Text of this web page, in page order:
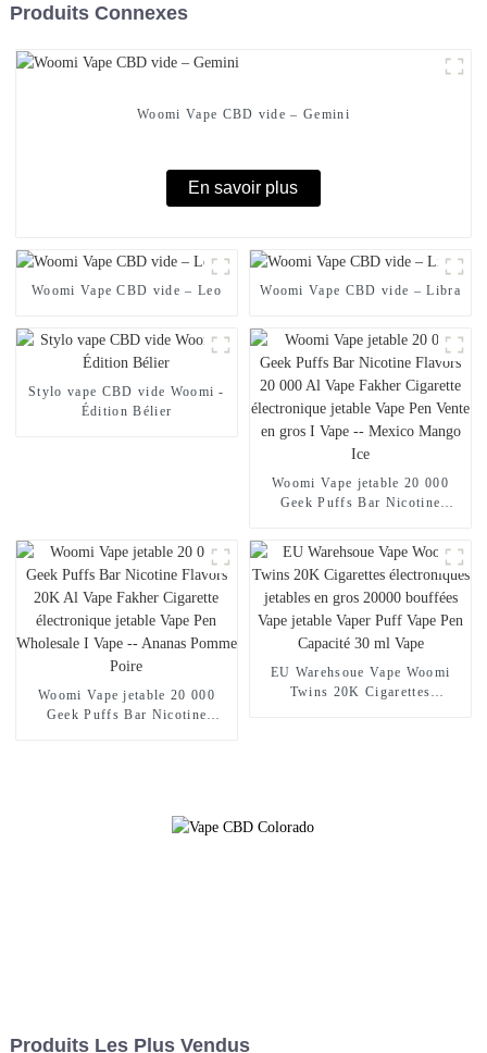
Produits Connexes
Woomi Vape CBD vide – Gemini
En savoir plus
Woomi Vape CBD vide – Leo Woomi Vape CBD vide – Libra
Stylo vape CBD vide Woomi -
Édition Bélier
Woomi Vape jetable 20 000
Geek Puffs Bar Nicotine
Cigarette électronique jetable
Vape Pen Vente en gros I Vape
-- Mexico Mango Ice
Woomi Vape jetable 20 000
Geek Puffs Bar Nicotine
EU Warehsoue Vape Woomi
Twins 20K Cigarettes
Produits Les Plus Vendus